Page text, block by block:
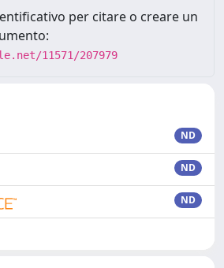
per citare o creare un
11571/207979
ND
ND
ND